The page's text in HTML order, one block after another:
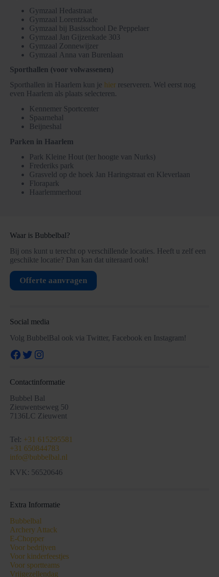
Gymzaal Hedastraat
Gymzaal Lorentzkade
Gymzaal bij Basisschool De Peppelaer
Gymzaal Jan Gijzenkade 303
Gymzaal Zonnewijzer
Gymzaal Anna van Burenlaan
Sporthallen (voor volwassenen)
Sporthallen in Haarlem kun je hier reserveren. Wel eerst nog
even Haarlem als plaats selecteren.
Kennemer Sportcenter
Spaarnehal
Beijneshal
Parken in Haarlem
Park Kleine Hout (ter hoogte van Nurks)
Frederiks park
Grasveld op de hoek Jan Haringstraat en Kleverlaan
Florapark
Haarlemmerhout
Waar is Bubbelbal?
Bij ons kunt u terecht op verschillende locaties. Heeft u zelf een
geschikte locatie? Dan kan dat uiteraard ook!
Offerte aanvragen
Social media
Volg BubbelBal ook via Twitter, Facebook en Instagram!
Facebook
Twitter
Instagram
Contactinformatie
Bubbel Bal
Zieuwentseweg 50
7136LC Zieuwent
Tel: +31 615295581
+31 650844783
info@bubbelbal.nl
KVK: 56520646
Extra Informatie
Bubbelbal
Archery Attack
E-Chopper
Voor bedrijven
Voor kinderfeestjes
Voor sportteams
Vrijgezellendag